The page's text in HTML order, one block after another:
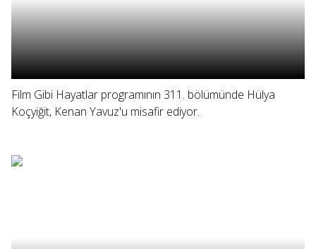
Film Gibi Hayatlar programının 311. bölümünde Hülya
Koçyiğit, Kenan Yavuz'u misafir ediyor.